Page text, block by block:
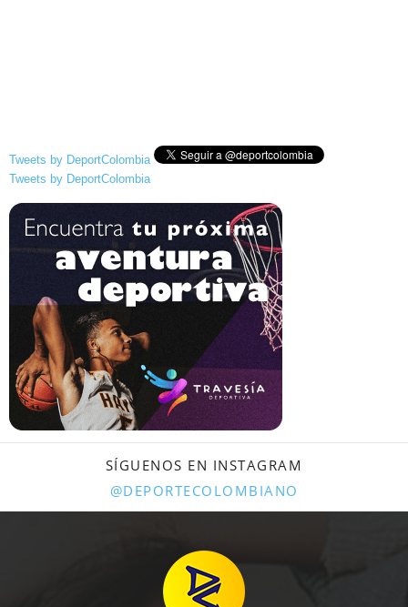
Tweets by DeportColombia
Tweets by DeportColombia
SÍGUENOS EN INSTAGRAM
@DEPORTECOLOMBIANO